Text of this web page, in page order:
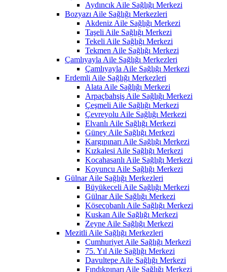
Aydıncık Aile Sağlığı Merkezi
Bozyazı Aile Sağlığı Merkezleri
Akdeniz Aile Sağlığı Merkezi
Taşeli Aile Sağlığı Merkezi
Tekeli Aile Sağlığı Merkezi
Tekmen Aile Sağlığı Merkezi
Çamlıyayla Aile Sağlığı Merkezleri
Çamlıyayla Aile Sağlığı Merkezi
Erdemli Aile Sağlığı Merkezleri
Alata Aile Sağlığı Merkezi
Arpaçbahşiş Aile Sağlığı Merkezi
Çeşmeli Aile Sağlığı Merkezi
Çevreyolu Aile Sağlığı Merkezi
Elvanlı Aile Sağlığı Merkezi
Güney Aile Sağlığı Merkezi
Kargıpınarı Aile Sağlığı Merkezi
Kızkalesi Aile Sağlığı Merkezi
Kocahasanlı Aile Sağlığı Merkezi
Koyuncu Aile Sağlığı Merkezi
Gülnar Aile Sağlığı Merkezleri
Büyükeceli Aile Sağlığı Merkezi
Gülnar Aile Sağlığı Merkezi
Köseçobanlı Aile Sağlığı Merkezi
Kuskan Aile Sağlığı Merkezi
Zeyne Aile Sağlığı Merkezi
Mezitli Aile Sağlığı Merkezleri
Cumhuriyet Aile Sağlığı Merkezi
75. Yıl Aile Sağlığı Merkezi
Davultepe Aile Sağlığı Merkezi
Fındıkpınarı Aile Sağlığı Merkezi